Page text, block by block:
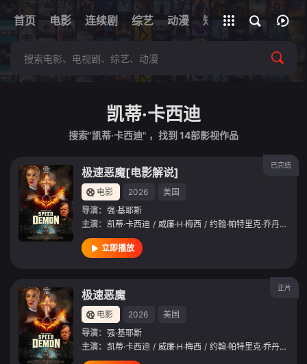
首页 电影 连续剧 综艺 动漫 短剧 网址
全部影片
凯蒂·卡西迪
搜索"凯蒂·卡西迪" ，找到 14部影视作品
已完结
极速恶魔[电影解说]
电影 2026
美国
导演： 强·基耶斯
主演： 凯蒂·卡西迪 / 威廉·H·梅西 / 约翰·帕特里克·乔丹 /
立即播放
正片
极速恶魔
电影 2026
美国
导演： 强·基耶斯
主演： 凯蒂·卡西迪 / 威廉·H·梅西 / 约翰·帕特里克·乔丹 /